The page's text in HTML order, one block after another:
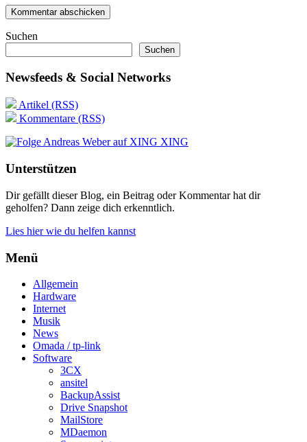
Suchen
Suchen
Newsfeeds & Social Networks
Artikel (RSS)
Kommentare (RSS)
XING
Unterstützen
Dir gefällt dieser Blog, ein Beitrag oder Kommentar hat dir
geholfen? Dann zeige dich erkenntlich.
Lies hier wie du helfen kannst
Menü
Allgemein
Hardware
Internet
Musik
News
Omada / tp-link
Software
3CX
ansitel
BackupAssist
Drive Snapshot
MailStore
MDaemon